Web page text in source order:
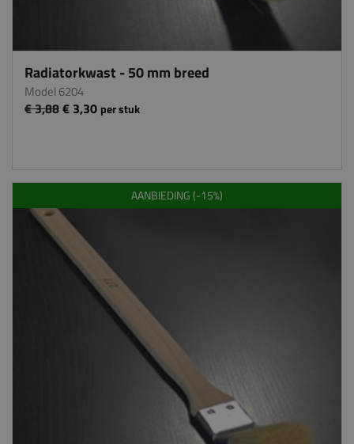
Radiatorkwast - 50 mm breed
Model 6204
€ 3,88€ 3,30 per stuk
AANBIEDING (-15%)